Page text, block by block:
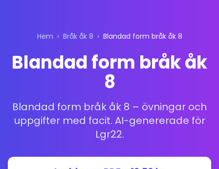
Hem › Bråk åk 8 › Blandad form bråk åk 8
Blandad form bråk åk
8
Blandad form bråk åk 8 – övningar och
uppgifter med facit. AI-genererade för
Lgr22.